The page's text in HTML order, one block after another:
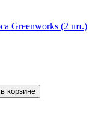
Greenworks (2 шт.)
корзине